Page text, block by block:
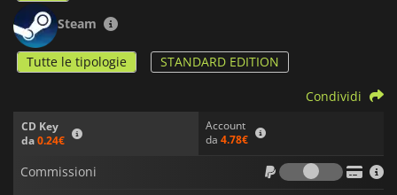
Steam
Tutte le tipologie STANDARD EDITION
CD Key
da0.24€
Account
da 4.78€
Condividi
Commissioni